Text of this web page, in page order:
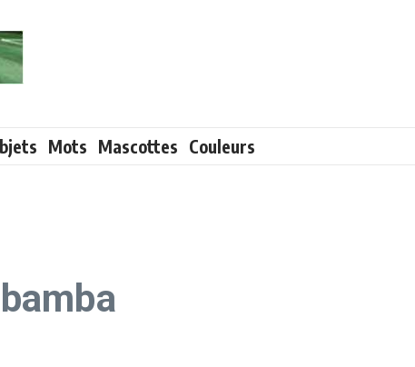
Mots Mascottes Couleurs